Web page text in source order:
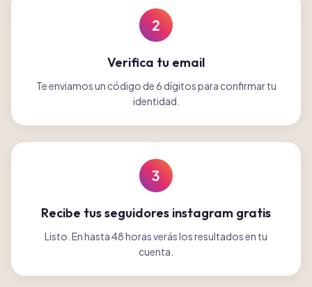
2
Verifica tu email
Te enviamos un código de 6 dígitos para confirmar tu
identidad.
3
Recibe tus seguidores instagram gratis
Listo. En hasta 48 horas verás los resultados en tu
cuenta.